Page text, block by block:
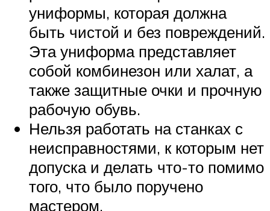
униформы, которая должна
быть чистой и без повреждений.
Эта униформа представляет
собой комбинезон или халат, а
также защитные очки и прочную
рабочую обувь.
Нельзя работать на станках с
неисправностями, к которым нет
допуска и делать что-то помимо
того, что было поручено
мастером.